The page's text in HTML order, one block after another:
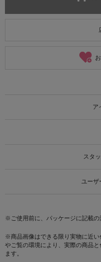
ア
スタ
ユーザ
※ご使用前に、パッケージに記載の
※商品画像はできる限り実物に近
やご覧の環境により、実際の商品
ます。